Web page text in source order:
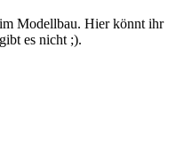
Modellbau. Hier könnt ihr
es nicht ;).